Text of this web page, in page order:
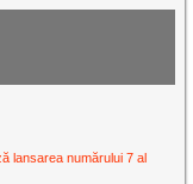
lansarea numărului 7 al